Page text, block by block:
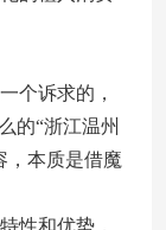
个诉求的，
的“浙江温州
，本质是借魔
性和优势，